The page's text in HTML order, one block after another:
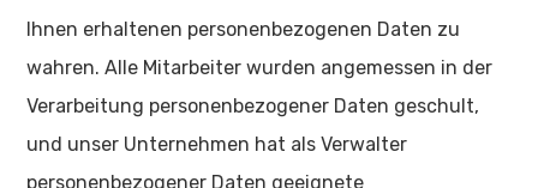
Ihnen erhaltenen personenbezogenen Daten zu
wahren. Alle Mitarbeiter wurden angemessen in der
Verarbeitung personenbezogener Daten geschult,
und unser Unternehmen hat als Verwalter
personenbezogener Daten geeignete